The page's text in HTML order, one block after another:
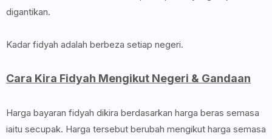
digantikan.
Kadar fidyah adalah berbeza setiap negeri.
Cara Kira Fidyah Mengikut Negeri & Gandaan
Harga bayaran fidyah dikira berdasarkan harga beras semasa
iaitu secupak. Harga tersebut berubah mengikut harga semasa